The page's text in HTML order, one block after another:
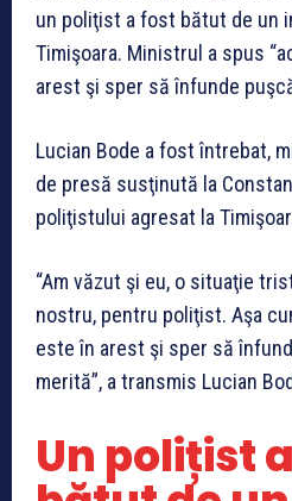
un poliţist a fost bătut de un
Timişoara. Ministrul a spus
arest şi sper să înfunde
Lucian Bode a fost întrebat,
de presă susţinută la
poliţistului agresat la
“Am văzut şi eu, o situaţie
nostru, pentru poliţist. Aşa
este în arest şi sper să
merită”, a transmis Lucian
Un polițist